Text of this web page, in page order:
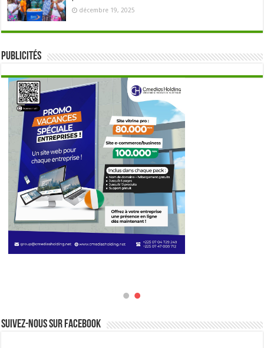
décembre 19, 2025
Publicités
Suivez-nous sur Facebook